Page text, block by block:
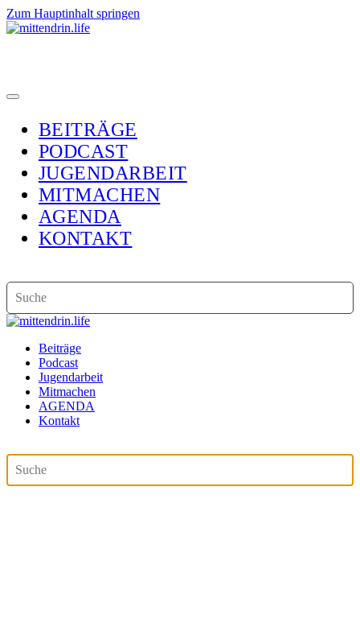
Zum Hauptinhalt springen
BEITRÄGE
PODCAST
JUGENDARBEIT
MITMACHEN
AGENDA
KONTAKT
Beiträge
Podcast
Jugendarbeit
Mitmachen
AGENDA
Kontakt